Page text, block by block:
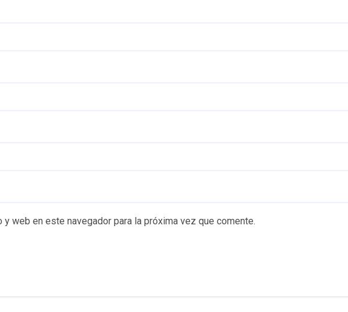
y web en este navegador para la próxima vez que comente.